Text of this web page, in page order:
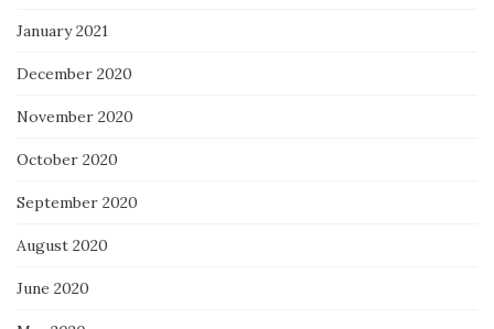
January 2021
December 2020
November 2020
October 2020
September 2020
August 2020
June 2020